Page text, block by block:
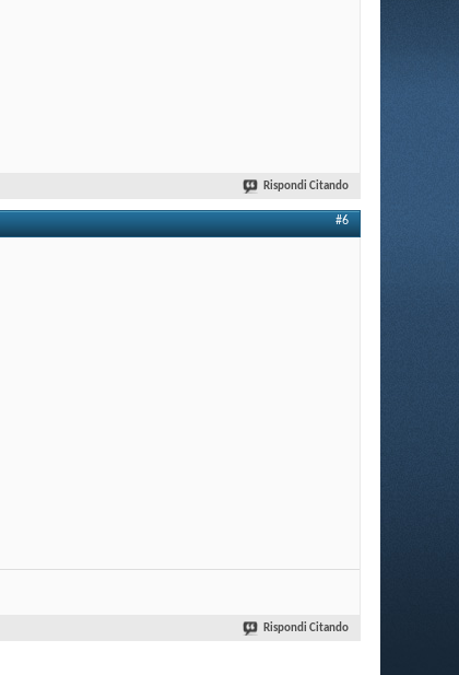
Rispondi Citando
#6
Rispondi Citando